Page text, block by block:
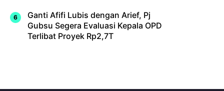
Ganti Afifi Lubis dengan Arief, Pj
Gubsu Segera Evaluasi Kepala OPD
Terlibat Proyek Rp2,7T